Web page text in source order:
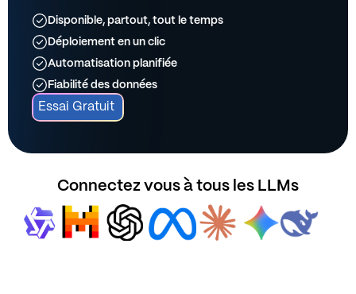
Disponible, partout, tout le temps
Déploiement en un clic
Automatisation planifiée
Fiabilité des données
Essai Gratuit
Connectez vous à tous les LLMs